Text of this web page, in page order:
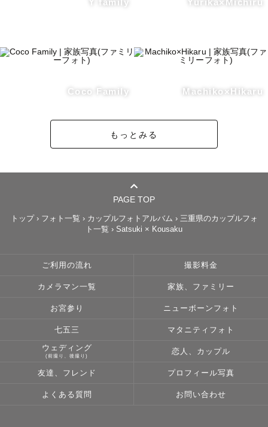
Coco Family Machiko×Hikaru
もっとみる
PAGE TOP
トップ› フォト一覧 › カップルフォトアルバム › 三重県のカップルフォ
ト一覧 › Satsuki × Kousaku
ご利用の流れ 撮影料金
カメラマン一覧 家族、ファミリー
お宮参り ニューボーンフォト
七五三 マタニティフォト
ウェディング
(前撮り、後撮り)
恋人、カップル
友達、フレンド プロフィール写真
よくある質問 お問い合わせ